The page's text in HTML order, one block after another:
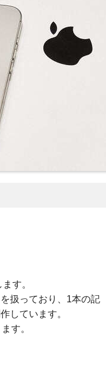
す。
扱っており、1本の記
しています。
す。